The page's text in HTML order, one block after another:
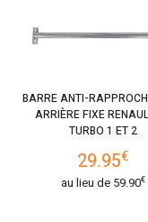
BARRE ANTI-
ARRIÈRE FIXE
TURBO 1 ET 2
29.95€
au lieu de 59.90€